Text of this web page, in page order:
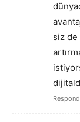
siz